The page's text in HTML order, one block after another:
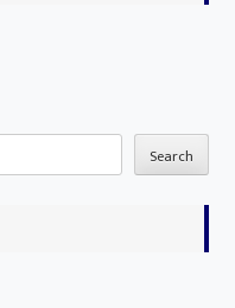
Search